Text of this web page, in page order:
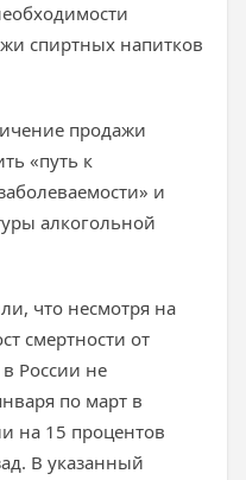
спиртных напитков
продажи
«путь к
и
алкогольной
что несмотря на
смертности от
России не
по март в
на 15 процентов
В указанный